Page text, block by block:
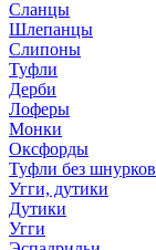
Сланцы
Шлепанцы
Слипоны
Туфли
Дерби
Лоферы
Монки
Оксфорды
Туфли без шнурков
Угги, дутики
Дутики
Угги